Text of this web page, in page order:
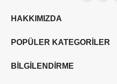
HAKKIMIZDA
POPÜLER KATEGORİLER
BİLGİLENDİRME